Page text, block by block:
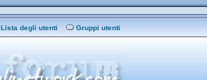
Lista degli utenti Gruppi utenti